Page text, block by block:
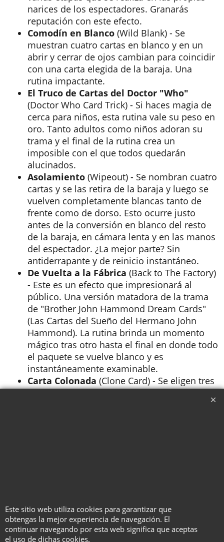
narices de los espectadores. Granarás
reputación con este efecto.
Comodín en Blanco (Wild Blank) - Se
muestran cuatro cartas en blanco y en un
abrir y cerrar de ojos cambian para coincidir
con una carta elegida de la baraja. Una
rutina impactante.
El Truco de Cartas del Doctor "Who"
(Doctor Who Card Trick) - Si haces magia de
cerca para niños, esta rutina vale su peso en
oro. Tanto adultos como niños adoran su
trama y el final de la rutina crea un
imposible con el que todos quedarán
alucinados.
Asolamiento (Wipeout) - Se nombran cuatro
cartas y se las retira de la baraja y luego se
vuelven completamente blancas tanto de
frente como de dorso. Esto ocurre justo
antes de la conversión en blanco del resto
de la baraja, en cámara lenta y en las manos
del espectador. ¿La mejor parte? Sin
antiderrapante y de reinicio instantáneo.
De Vuelta a la Fábrica (Back to The Factory)
- Este es un efecto que impresionará al
público. Una versión matadora de la trama
de "Brother John Hammond Dream Cards"
(Las Cartas del Sueño del Hermano John
Hammond). La rutina brinda un momento
mágico tras otro hasta el final en donde todo
el paquete se vuelve blanco y es
instantáneamente examinable.
Carta Colonada (Clone Card) - Se eligen tres
cartas. Una por una, tres cartas en blanco
cambian mágicamente para coincidir con las
Este sitio web utiliza cookies para garantizar que
obtengas la mejor experiencia de navegación. El
continuar navegando por esta web significa que aceptas
el uso de dichas cookies.